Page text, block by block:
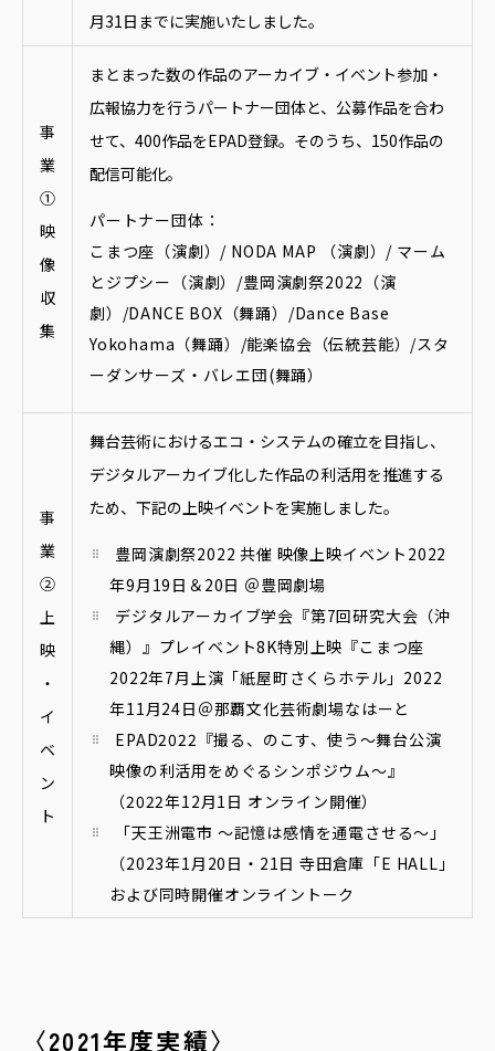
月31日までに実施いたしました。
事
業
①
映
像
収
集
まとまった数の作品のアーカイブ・イベント参加・
広報協力を行うパートナー団体と、公募作品を合わ
せて、400作品をEPAD登録。そのうち、150作品の
配信可能化。
パートナー団体：
こまつ座（演劇）/ NODA MAP （演劇）/ マーム
とジプシー（演劇）/豊岡演劇祭2022（演
劇）/DANCE BOX（舞踊）/Dance Base
Yokohama（舞踊）/能楽協会（伝統芸能）/スタ
ーダンサーズ・バレエ団(舞踊）
事
業
②
上
映
・
イ
ベ
ン
ト
舞台芸術におけるエコ・システムの確立を目指し、
デジタルアーカイブ化した作品の利活用を推進する
ため、下記の上映イベントを実施しました。
豊岡演劇祭2022 共催 映像上映イベント2022
年9月19日＆20日 ＠豊岡劇場
デジタルアーカイブ学会『第7回研究大会（沖
縄）』プレイベント8K特別上映『こまつ座
2022年7月上演「紙屋町さくらホテル」2022
年11月24日＠那覇文化芸術劇場なはーと
EPAD2022『撮る、のこす、使う～舞台公演
映像の利活用をめぐるシンポジウム～』
（2022年12月1日 オンライン開催）
「天王洲電市 ～記憶は感情を通電させる～」
（2023年1月20日・21日 寺田倉庫「E HALL」
および同時開催オンライントーク
〈2021年度実績〉